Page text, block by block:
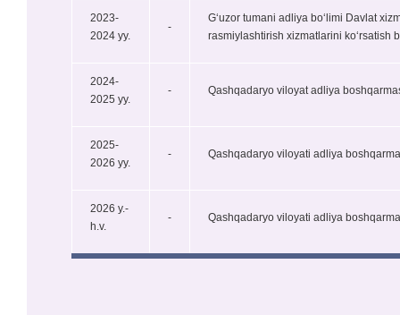
2023-
2024 yy.
-
G‘uzor tumani adliya bo‘limi Davlat
rasmiylashtirish xizmatlarini ko‘rsatish
2024-
2025 yy.
- Qashqadaryo viloyat adliya
2025-
2026 yy.
- Qashqadaryo viloyati adliya
2026 y.-
h.v.
- Qashqadaryo viloyati adliya